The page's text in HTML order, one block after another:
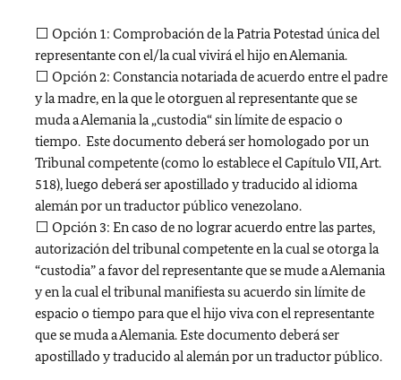
⬜ Opción 1: Comprobación de la Patria Potestad única del
representante con el/la cual vivirá el hijo en Alemania.
⬜ Opción 2: Constancia notariada de acuerdo entre el padre
y la madre, en la que le otorguen al representante que se
muda a Alemania la „custodia“ sin límite de espacio o
tiempo. Este documento deberá ser homologado por un
Tribunal competente (como lo establece el Capítulo VII, Art.
518), luego deberá ser apostillado y traducido al idioma
alemán por un traductor público venezolano.
⬜ Opción 3: En caso de no lograr acuerdo entre las partes,
autorización del tribunal competente en la cual se otorga la
“custodia” a favor del representante que se mude a Alemania
y en la cual el tribunal manifiesta su acuerdo sin límite de
espacio o tiempo para que el hijo viva con el representante
que se muda a Alemania. Este documento deberá ser
apostillado y traducido al alemán por un traductor público.